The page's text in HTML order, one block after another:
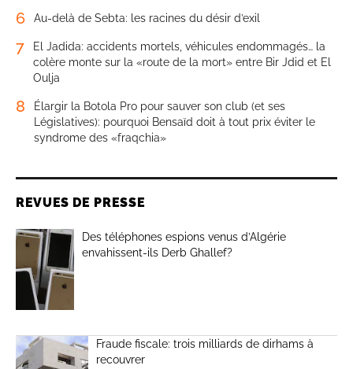
6 Au-delà de Sebta: les racines du désir d’exil
7
El Jadida: accidents mortels, véhicules endommagés… la
colère monte sur la «route de la mort» entre Bir Jdid et El
Oulja
8
Élargir la Botola Pro pour sauver son club (et ses
Législatives): pourquoi Bensaïd doit à tout prix éviter le
syndrome des «fraqchia»
REVUES DE PRESSE
Des téléphones espions venus d’Algérie
envahissent-ils Derb Ghallef?
Fraude fiscale: trois milliards de dirhams à
recouvrer